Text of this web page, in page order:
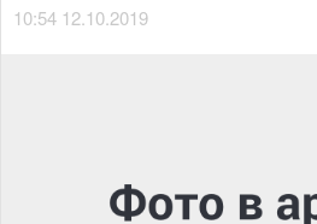
10:54 12.10.2019